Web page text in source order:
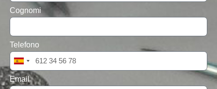
Cognomi
Telefono
Spain
+34
Email